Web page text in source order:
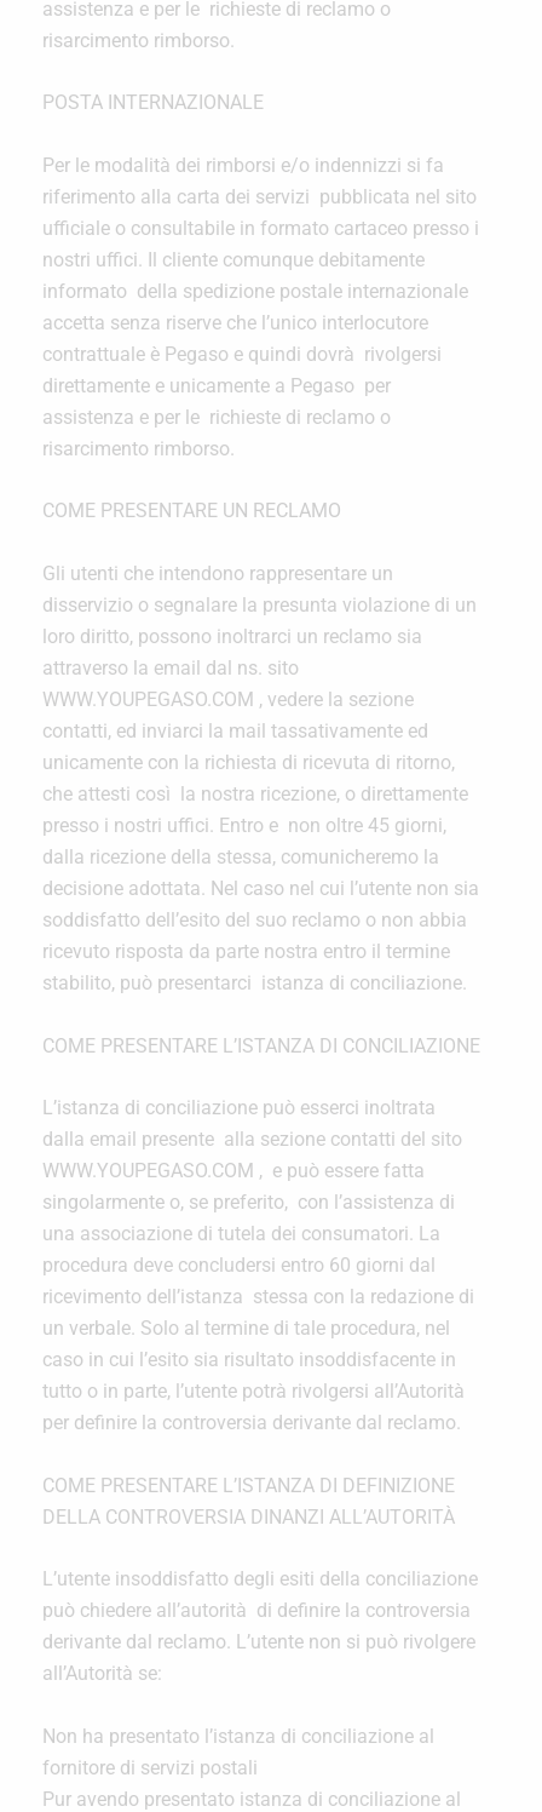
assistenza e per le richieste di reclamo o
risarcimento rimborso.
POSTA INTERNAZIONALE
Per le modalità dei rimborsi e/o indennizzi si fa
riferimento alla carta dei servizi pubblicata nel sito
ufficiale o consultabile in formato cartaceo presso i
nostri uffici. Il cliente comunque debitamente
informato della spedizione postale internazionale
accetta senza riserve che l’unico interlocutore
contrattuale è Pegaso e quindi dovrà rivolgersi
direttamente e unicamente a Pegaso per
assistenza e per le richieste di reclamo o
risarcimento rimborso.
COME PRESENTARE UN RECLAMO
Gli utenti che intendono rappresentare un
disservizio o segnalare la presunta violazione di un
loro diritto, possono inoltrarci un reclamo sia
attraverso la email dal ns. sito
WWW.YOUPEGASO.COM , vedere la sezione
contatti, ed inviarci la mail tassativamente ed
unicamente con la richiesta di ricevuta di ritorno,
che attesti così la nostra ricezione, o direttamente
presso i nostri uffici. Entro e non oltre 45 giorni,
dalla ricezione della stessa, comunicheremo la
decisione adottata. Nel caso nel cui l’utente non sia
soddisfatto dell’esito del suo reclamo o non abbia
ricevuto risposta da parte nostra entro il termine
stabilito, può presentarci istanza di conciliazione.
COME PRESENTARE L’ISTANZA DI CONCILIAZIONE
L’istanza di conciliazione può esserci inoltrata
dalla email presente alla sezione contatti del sito
WWW.YOUPEGASO.COM , e può essere fatta
singolarmente o, se preferito, con l’assistenza di
una associazione di tutela dei consumatori. La
procedura deve concludersi entro 60 giorni dal
ricevimento dell’istanza stessa con la redazione di
un verbale. Solo al termine di tale procedura, nel
caso in cui l’esito sia risultato insoddisfacente in
tutto o in parte, l’utente potrà rivolgersi all’Autorità
per definire la controversia derivante dal reclamo.
COME PRESENTARE L’ISTANZA DI DEFINIZIONE
DELLA CONTROVERSIA DINANZI ALL’AUTORITÀ
L’utente insoddisfatto degli esiti della conciliazione
può chiedere all’autorità di definire la controversia
derivante dal reclamo. L’utente non si può rivolgere
all’Autorità se:
Non ha presentato l’istanza di conciliazione al
fornitore di servizi postali
Pur avendo presentato istanza di conciliazione al